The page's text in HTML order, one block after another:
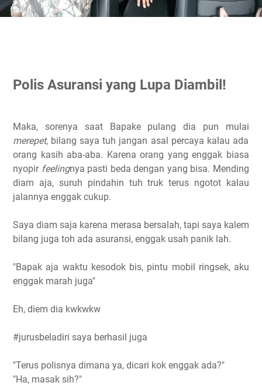
Polis Asuransi yang Lupa Diambil!
Maka, sorenya saat Bapake pulang dia pun mulai
merepet, bilang saya tuh jangan asal percaya kalau ada
orang kasih aba-aba. Karena orang yang enggak biasa
nyopir feelingnya pasti beda dengan yang bisa. Mending
diam aja, suruh pindahin tuh truk terus ngotot kalau
jalannya enggak cukup.
Saya diam saja karena merasa bersalah, tapi saya kalem
bilang juga toh ada asuransi, enggak usah panik lah.
"Bapak aja waktu kesodok bis, pintu mobil ringsek, aku
enggak marah juga"
Eh, diem dia kwkwkw
#jurusbeladiri saya berhasil juga
"Terus polisnya dimana ya, dicari kok enggak ada?"
"Ha, masak sih?"